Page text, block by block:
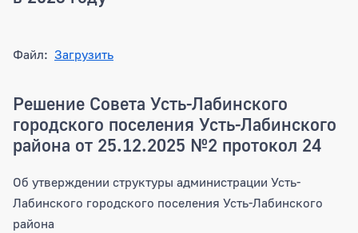
Файл: Загрузить
Решение Совета Усть-Лабинского
городского поселения Усть-Лабинского
района от 25.12.2025 №2 протокол 24
Об утверждении структуры администрации Усть-
Лабинского городского поселения Усть-Лабинского
района